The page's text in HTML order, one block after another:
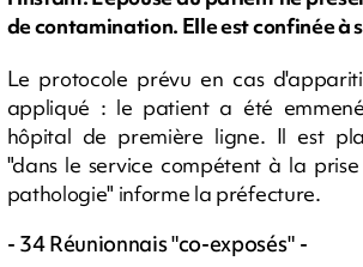
de contamination. Elle est confinée à
Le protocole prévu en cas
appliqué : le patient a été
hôpital de première ligne. Il est
"dans le service compétent à la
pathologie" informe la préfecture.
- 34 Réunionnais "co-exposés" -